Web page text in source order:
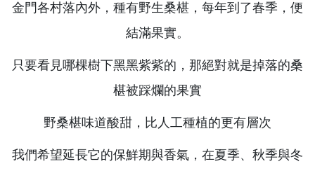
金門各村落內外，種有野生桑椹，每年到了春季，便
結滿果實。
只要看見哪棵樹下黑黑紫紫的，那絕對就是掉落的桑
椹被踩爛的果實
野桑椹味道酸甜，比人工種植的更有層次
我們希望延長它的保鮮期與香氣，在夏季、秋季與冬